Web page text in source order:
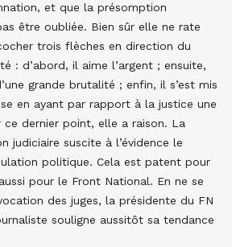
et que la présomption
être oubliée. Bien sûr elle ne rate
trois flèches en direction du
: d’abord, il aime l’argent ; ensuite,
grande brutalité ; enfin, il s’est mis
en ayant par rapport à la justice une
ce dernier point, elle a raison. La
judiciaire suscite à l’évidence le
politique. Cela est patent pour
pour le Front National. En ne se
des juges, la présidente du FN
souligne aussitôt sa tendance